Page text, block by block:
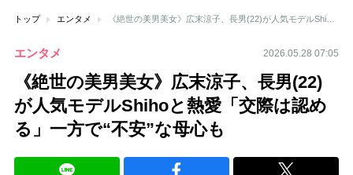
トップ エンタメ 《絶世の美男美女》広末涼子、長男(22)が人気モデルShihoと熱愛「交際は認める」一方で“不安”な母心も
エンタメ 2026.05.28 07:05
《絶世の美男美女》広末涼子、長男(22)
が人気モデルShihoと熱愛「交際は認め
る」一方で“不安”な母心も